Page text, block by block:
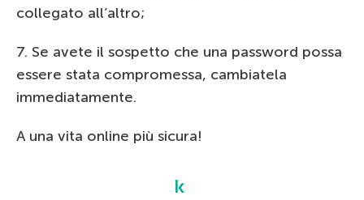
collegato all’altro;
7. Se avete il sospetto che una password possa
essere stata compromessa, cambiatela
immediatamente.
A una vita online più sicura!